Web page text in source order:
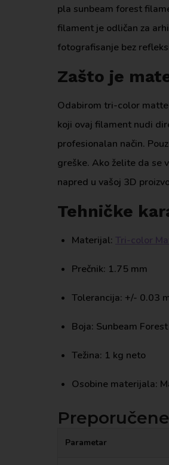
pla sunbeam forest
filament je odličan za
fotografisanje bez
Zašto je
Odabirom tri-color
koji ovaj filament nudi
profesionalan način.
greške. Ako želite da se
napred u vašoj 3D
Tehničke
Materijal: Tri-color
Prečnik: 1.75 mm
Tolerancija: +/- 0.03
Boja: Sunbeam
Težina: 1 kg neto
Osobine materijala:
Parametar